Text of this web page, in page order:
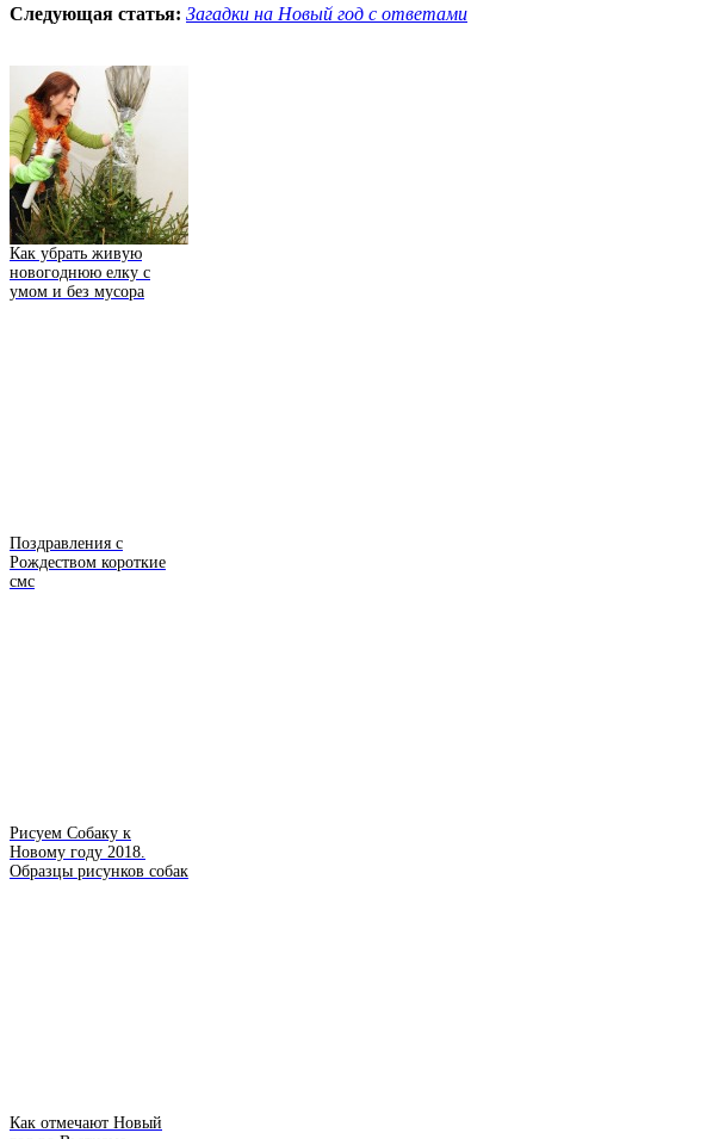
Следующая статья: Загадки на Новый год с ответами
Как убрать живую
новогоднюю елку с
умом и без мусора
Поздравления с
Рождеством короткие
смс
Рисуем Собаку к
Новому году 2018.
Образцы рисунков собак
Как отмечают Новый